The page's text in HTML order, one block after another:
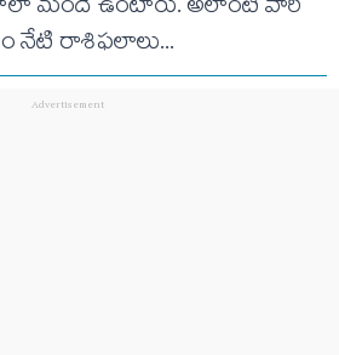
నేటి రాశిఫ‌లాలు...